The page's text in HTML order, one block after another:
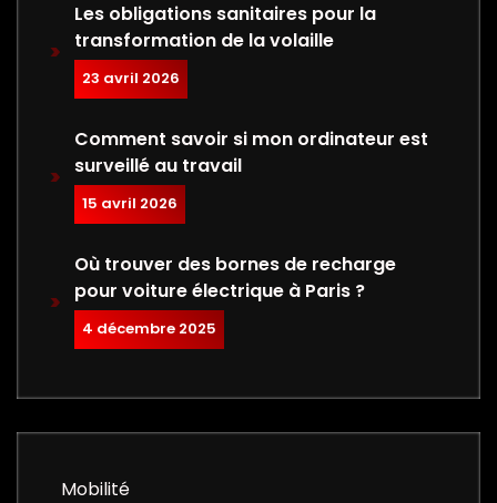
Les obligations sanitaires pour la
transformation de la volaille
23 avril 2026
Comment savoir si mon ordinateur est
surveillé au travail
15 avril 2026
Où trouver des bornes de recharge
pour voiture électrique à Paris ?
4 décembre 2025
Mobilité